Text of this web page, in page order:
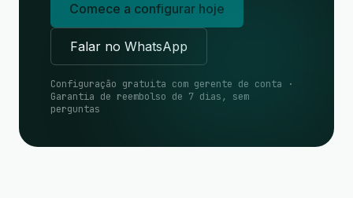
Comece a configurar hoje
Falar no WhatsApp
Configuração gratuita com gerente de conta ·
Garantia de reembolso de 7 dias, sem
perguntas